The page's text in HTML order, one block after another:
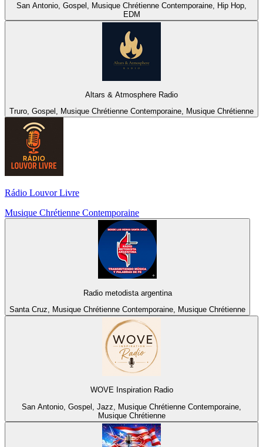
San Antonio, Gospel, Musique Chrétienne Contemporaine, Hip Hop,
EDM
Altars & Atmosphere Radio
Truro, Gospel, Musique Chrétienne Contemporaine, Musique Chrétienne
Rádio Louvor Livre
Musique Chrétienne Contemporaine
Radio metodista argentina
Santa Cruz, Musique Chrétienne Contemporaine, Musique Chrétienne
WOVE Inspiration Radio
San Antonio, Gospel, Jazz, Musique Chrétienne Contemporaine,
Musique Chrétienne